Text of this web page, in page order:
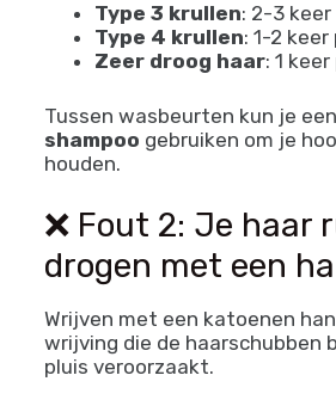
Type 3 krullen: 2-3
Type 4 krullen: 1-2
Zeer droog haar: 1
Tussen wasbeurten kun je een
shampoo gebruiken om je
houden.
❌ Fout 2: Je haar
drogen met een
Wrijven met een katoenen
wrijving die de haarschubben
pluis veroorzaakt.